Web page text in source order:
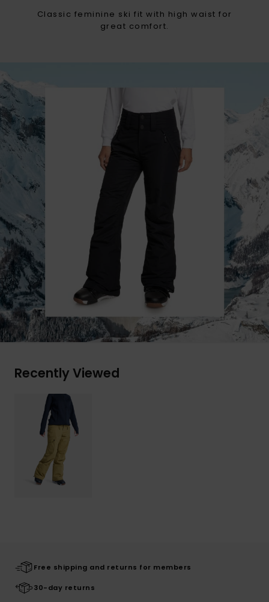
Classic feminine ski fit with high waist for
great comfort.
Recently Viewed
Free shipping and returns for members
30-day returns